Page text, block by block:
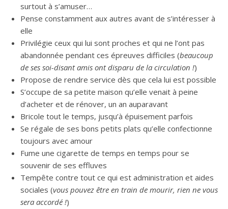
surtout à s’amuser…
Pense constamment aux autres avant de s’intéresser à
elle
Privilégie ceux qui lui sont proches et qui ne l’ont pas
abandonnée pendant ces épreuves difficiles (beaucoup
de ses soi-disant amis ont disparu de la circulation !)
Propose de rendre service dès que cela lui est possible
S’occupe de sa petite maison qu’elle venait à peine
d’acheter et de rénover, un an auparavant
Bricole tout le temps, jusqu’à épuisement parfois
Se régale de ses bons petits plats qu’elle confectionne
toujours avec amour
Fume une cigarette de temps en temps pour se
souvenir de ses effluves
Tempête contre tout ce qui est administration et aides
sociales (vous pouvez être en train de mourir, rien ne vous
sera accordé !)